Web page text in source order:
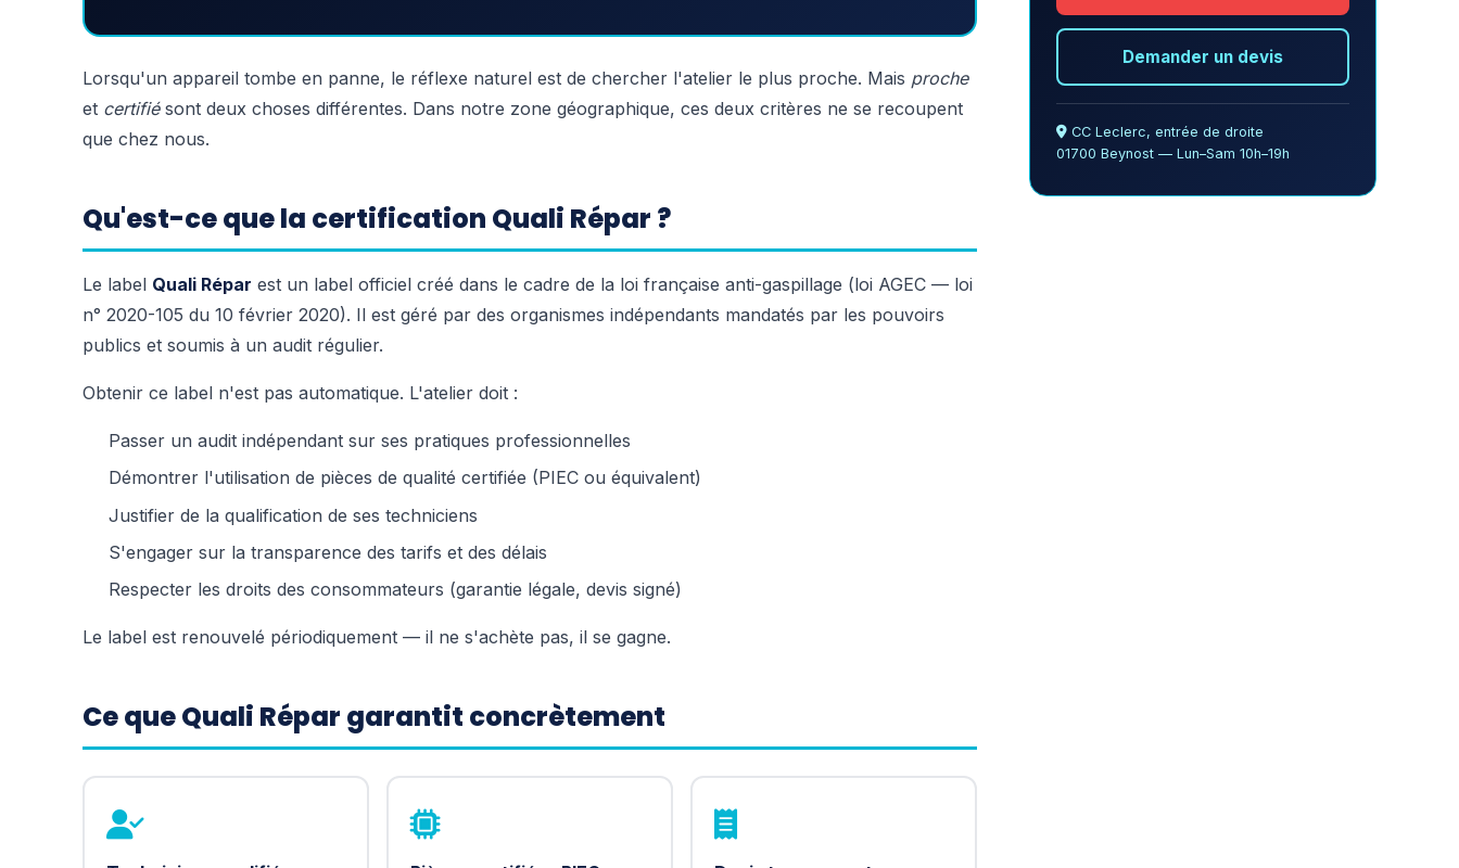
Lorsqu'un appareil tombe en panne, le réflexe naturel est de chercher l'atelier le plus proche. Mais proche
et certifiésont deux choses différentes. Dans notre zone géographique, ces deux critères ne se recoupent
que chez nous.
Qu'est-ce que la certification Quali Répar ?
Le label Quali Répar est un label officiel créé dans le cadre de la loi française anti-gaspillage (loi AGEC — loi
n° 2020-105 du 10 février 2020). Il est géré par des organismes indépendants mandatés par les pouvoirs
publics et soumis à un audit régulier.
Obtenir ce label n'est pas automatique. L'atelier doit :
Passer un audit indépendant sur ses pratiques professionnelles
Démontrer l'utilisation de pièces de qualité certifiée (PIEC ou équivalent)
Justifier de la qualification de ses techniciens
S'engager sur la transparence des tarifs et des délais
Respecter les droits des consommateurs (garantie légale, devis signé)
Le label est renouvelé périodiquement — il ne s'achète pas, il se gagne.
Ce que Quali Répar garantit concrètement
Demander un devis
CC Leclerc, entrée de droite
01700 Beynost — Lun–Sam 10h–19h